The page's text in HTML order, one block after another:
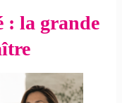
: la grande